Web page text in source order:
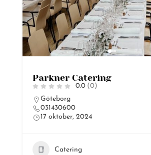
Parkner Catering
0.0 (0)
Göteborg
031430600
17 oktober, 2024
Catering